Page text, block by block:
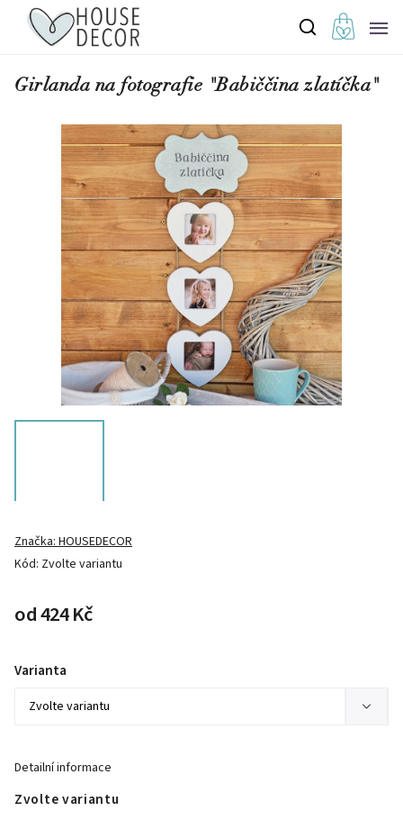
Girlanda na fotografie "Babiččina zlatíčka"
Kód: Zvolte variantu
Značka:HOUSEDECOR
od424 Kč
Zvolte variantu
Varianta
Detailní informace